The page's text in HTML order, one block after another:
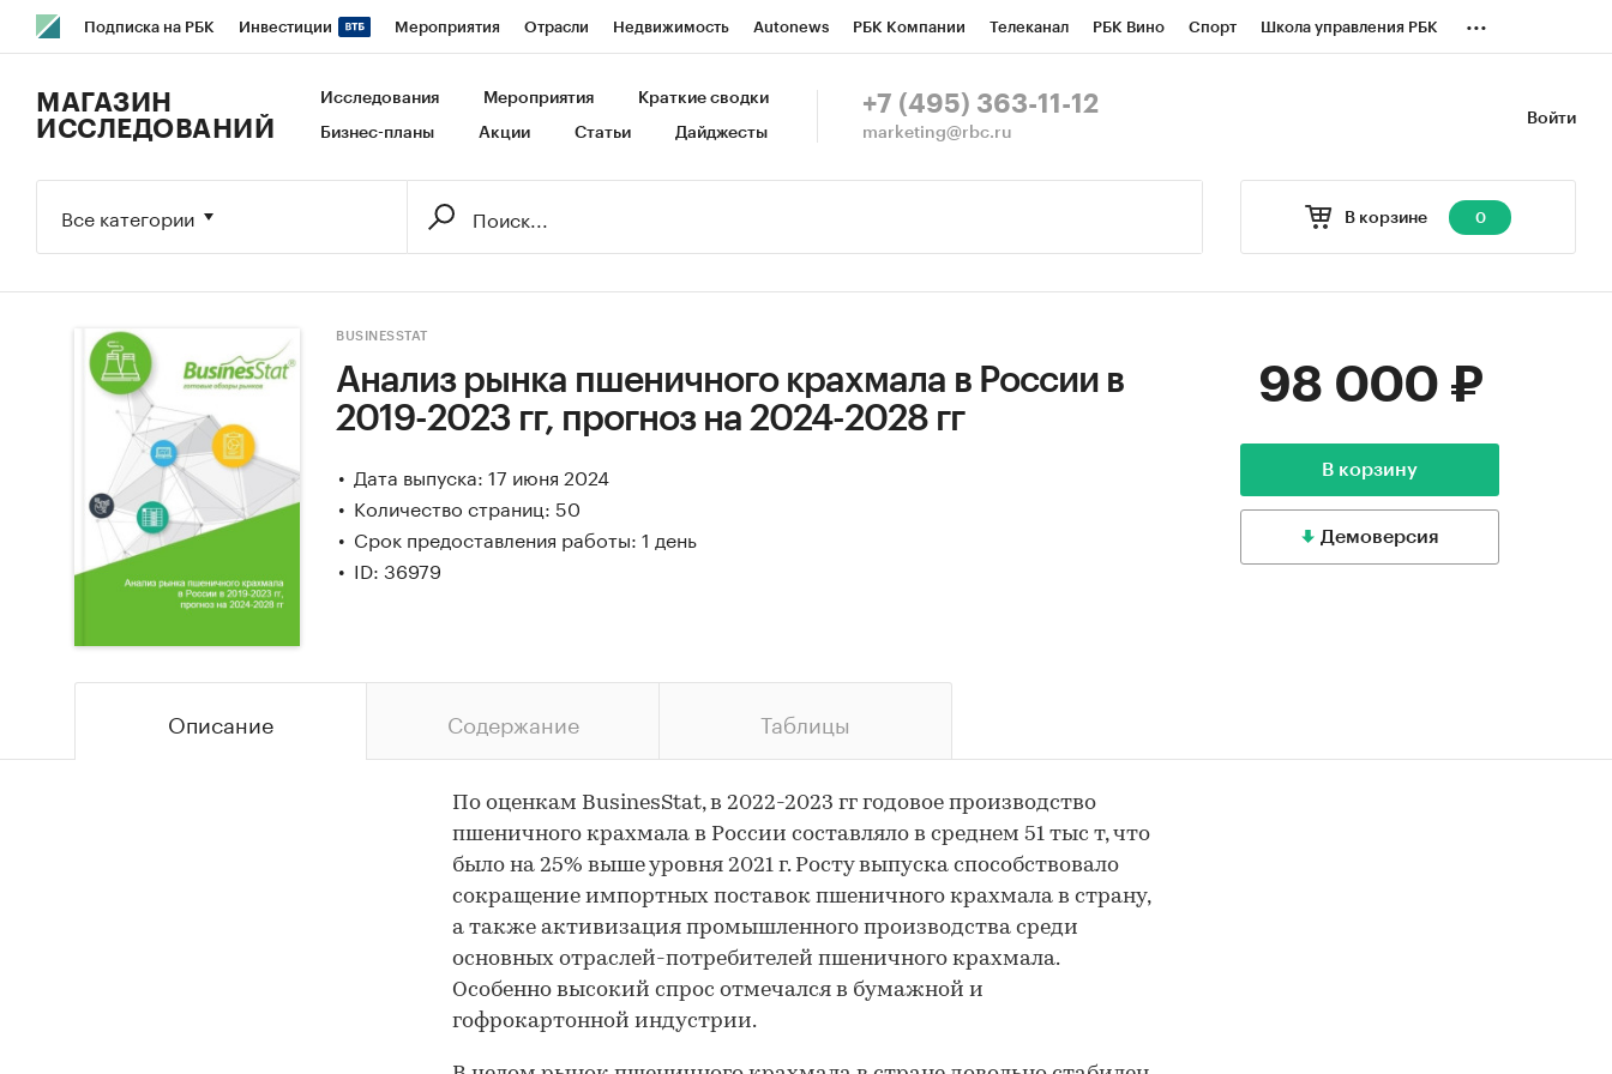
Подписка на РБК Инвестиции Мероприятия Отрасли Недвижимость Autonews РБК Компании Телеканал РБК Вино Спорт Школа управления РБК
Исследования Кредитные рейтинги Франшизы Газета Спецпроекты СПб Конференции СПб Спецпроекты
...
Войти
МАГАЗИН
ИССЛЕДОВАНИЙ
Исследования Мероприятия Краткие сводки
Бизнес-планы Акции Статьи Дайджесты
+7 (495) 363-11-12
marketing@rbc.ru
В корзине 0
Все категории
BUSINESSTAT
Анализ рынка пшеничного крахмала в России в
2019-2023 гг, прогноз на 2024-2028 гг
Дата выпуска: 17 июня 2024
Количество страниц: 50
Срок предоставления работы: 1 день
ID: 36979
98 000 ₽
В корзину
Демоверсия
Описание Содержание Таблицы
По оценкам BusinesStat, в 2022-2023 гг годовое производство
пшеничного крахмала в России составляло в среднем 51 тыс т, что
было на 25% выше уровня 2021 г. Росту выпуска способствовало
сокращение импортных поставок пшеничного крахмала в страну,
а также активизация промышленного производства среди
основных отраслей-потребителей пшеничного крахмала.
Особенно высокий спрос отмечался в бумажной и
гофрокартонной индустрии.